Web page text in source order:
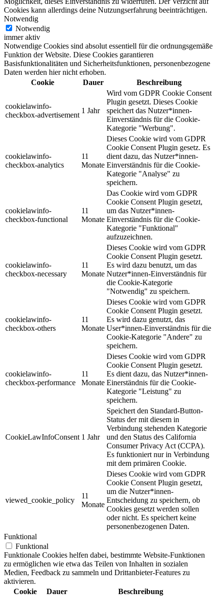
Cookies kann allerdings deine Nutzungserfahrung beeinträchtigen.
Notwendig
Notwendig
immer aktiv
Notwendige Cookies sind absolut essentiell für die ordnungsgemäße
Funktion der Website. Diese Cookies garantieren
Basisfunktionalitäten und Sicherheitsfunktionen, personenbezogene
Daten werden hier nicht erhoben.
Cookie
Dauer Beschreibung
cookielawinfo-
checkbox-advertisement
1 Jahr
Wird vom GDPR Cookie Consent
Plugin gesetzt. Dieses Cookie
speichert das Nutzer*innen-
Einverständnis für die Cookie-
Kategorie "Werbung".
cookielawinfo-
checkbox-analytics
11
Monate
Dieses Cookie wird vom GDPR
Cookie Consent Plugin gesetz. Es
dient dazu, das Nutzer*innen-
Einverständnis für die Cookie-
Kategorie "Analyse" zu
speichern.
cookielawinfo-
checkbox-functional
11
Monate
Das Cookie wird vom GDPR
Cookie Consent Plugin gesetzt,
um das Nutzer*innen-
Einverständnis für die Cookie-
Kategorie "Funktional"
aufzuzeichnen.
cookielawinfo-
checkbox-necessary
11
Monate
Dieses Cookie wird vom GDPR
Cookie Consent Plugin gesetzt.
Es wird dazu benutzt, um das
Nutzer*innen-Einverständnis für
die Cookie-Kategorie
"Notwendig" zu speichern.
cookielawinfo-
checkbox-others
11
Monate
Dieses Cookie wird vom GDPR
Cookie Consent Plugin gesetzt.
Es wird dazu genutzt, das
User*innen-Einverständnis für die
Cookie-Kategorie "Andere" zu
speichern.
cookielawinfo-
checkbox-performance
11
Monate
Dieses Cookie wird vom GDPR
Cookie Consent Plugin gesetzt.
Es dient dazu, das Nutzer*innen-
Einerständnis für die Cookie-
Kategorie "Leistung" zu
speichern.
CookieLawInfoConsent 1 Jahr
Speichert den Standard-Button-
Status der mit diesem in
Verbindung stehenden Kategorie
und den Status des California
Consumer Privacy Act (CCPA).
Es funktioniert nur in Verbindung
mit dem primären Cookie.
viewed_cookie_policy
11
Monate
Dieses Cookie wird vom GDPR
Cookie Consent Plugin gesetzt,
um die Nutzer*innen-
Entscheidung zu speichern, ob
Cookies gesetzt werden sollen
oder nicht. Es speichert keine
personenbezogenen Daten.
Funktional
Funktional
Funktionale Cookies helfen dabei, bestimmte Website-Funktionen
zu ermöglichen wie etwa das Teilen von Inhalten in sozialen
Medien, Feedback zu sammeln und Drittanbieter-Features zu
aktivieren.
Cookie
Dauer Beschreibung